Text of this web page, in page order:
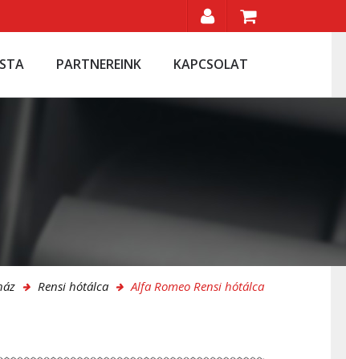
PARTNEREINK KAPCSOLAT
Rensi hótálca Alfa Romeo Rensi hótálca